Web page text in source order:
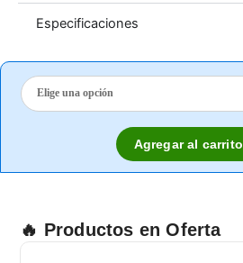
Especificaciones
Agregar al carrito
🔥 Productos en Oferta